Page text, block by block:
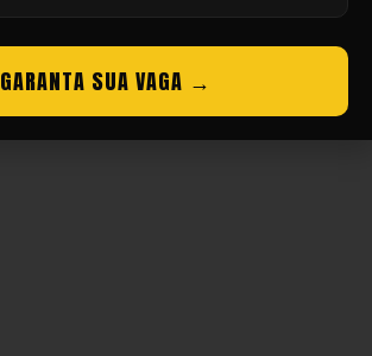
GARANTA SUA VAGA →